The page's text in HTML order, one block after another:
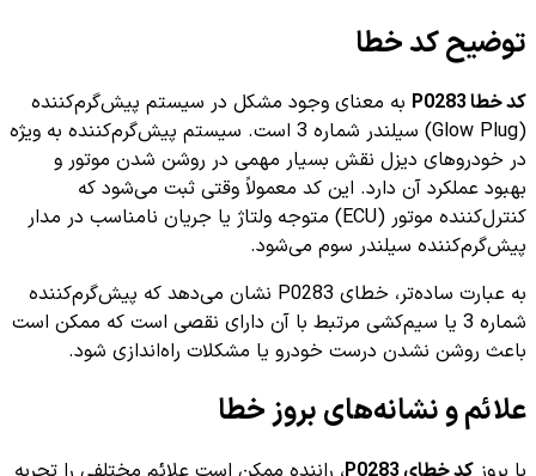
توضیح کد خطا
کد خطا P0283
به معنای وجود مشکل در سیستم پیش‌گرم‌کننده
(Glow Plug) سیلندر شماره 3 است. سیستم پیش‌گرم‌کننده به ویژه
در خودروهای دیزل نقش بسیار مهمی در روشن شدن موتور و
بهبود عملکرد آن دارد. این کد معمولاً وقتی ثبت می‌شود که
کنترل‌کننده موتور (ECU) متوجه ولتاژ یا جریان نا‌مناسب در مدار
پیش‌گرم‌کننده سیلندر سوم می‌شود.
به عبارت ساده‌تر، خطای P0283 نشان می‌دهد که پیش‌گرم‌کننده
شماره 3 یا سیم‌کشی مرتبط با آن دارای نقصی است که ممکن است
باعث روشن نشدن درست خودرو یا مشکلات راه‌اندازی شود.
علائم و نشانه‌های بروز خطا